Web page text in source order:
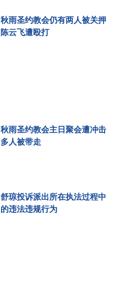
秋雨圣约教会仍有两人被关押
陈云飞遭殴打
秋雨圣约教会主日聚会遭冲击
多人被带走
舒琼投诉派出所在执法过程中
的违法违规行为